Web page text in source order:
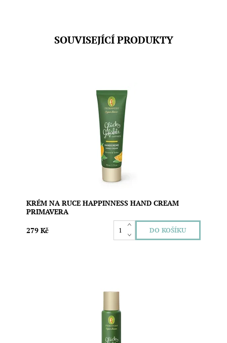
SOUVISEJÍCÍ PRODUKTY
Lehký krém na ruce s pečujícími oleji a nádhernou svěží
vůní 100% esenciálních olejů citrónu a tonky pro novou
energii a pozitivní naladění. Krém se rychle vstřebává a
poskytuje pokožce hloubkovou výživu. Vegan složení.
Skladem
Primavera
KRÉM NA RUCE HAPPINNESS HAND CREAM
PRIMAVERA
279 Kč
Tělové mléko s osvěžující vůní 100% esenciálních olejů
citrónu a tonky pro novou energii a pozitivní naladění.
Obsahuje pečující oleje a másla. Rychle se vstřebává a
poskytuje pokožce intenzivní hydrataci. Vegan složení.